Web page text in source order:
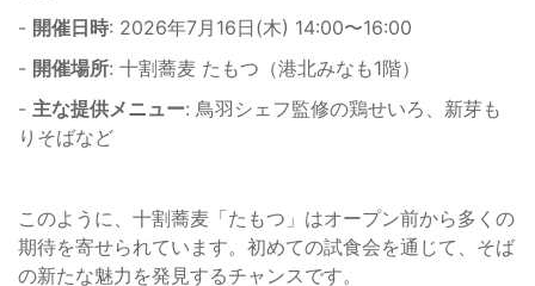
- 開催日時: 2026年7月16日(木) 14:00〜16:00
- 開催場所: 十割蕎麦 たもつ（港北みなも1階）
- 主な提供メニュー: 鳥羽シェフ監修の鶏せいろ、新芽も
りそばなど
このように、十割蕎麦「たもつ」はオープン前から多くの
期待を寄せられています。初めての試食会を通じて、そば
の新たな魅力を発見するチャンスです。